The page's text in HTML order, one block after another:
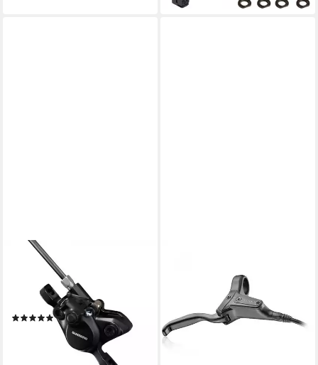
SHIMANO
Scheibenbremse Shimano
Bremssattel BR-MT200 -
hydraulisch, 2 Kolben
(1)
ab 21,58 €
lieferbar - in 2-3 Werktagen bei dir
Bremse HD-J285 Junior One
Size Schwarz - hydraulische
Scheibenb
51,93 €